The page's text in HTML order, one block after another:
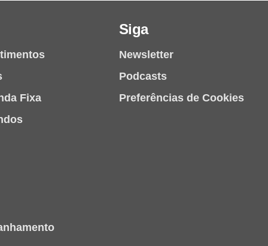
Fixa
Siga
Newsletter
Podcasts
Preferências de Cookies